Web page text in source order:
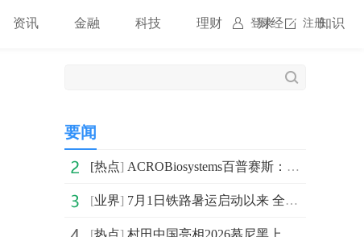
登录 注册
资讯 金融 科技 理财 财经 知识
要闻
[热点] ACROBiosystems百普赛斯：积极构建全球产学研融合生态，多维赋能生物医药创新
[业界] 7月1日铁路暑运启动以来 全国铁路累计发送旅客已超1亿人次_焦点热闻
[热点] 村田中国亮相2026慕尼黑上海电子展 四大领域及人形机器人创新方案智启无界新生